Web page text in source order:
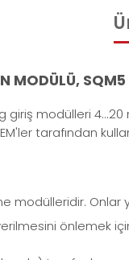
MODÜLÜ,
giriş modülleri
tarafından
modülleridir.
önlemek